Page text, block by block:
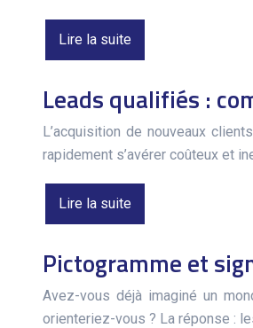
Lire la suite
Leads qualifiés :
L’acquisition de nouveaux
rapidement s’avérer coûteux et
Lire la suite
Pictogramme et
Avez-vous déjà imaginé un
orienteriez-vous ? La réponse :